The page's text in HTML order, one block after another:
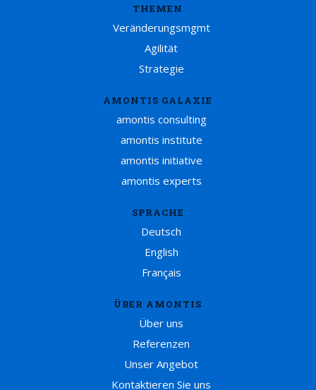
THEMEN
Veränderungsmgmt
Agilität
Strategie
AMONTIS GALAXIE
amontis consulting
amontis institute
amontis initiative
amontis experts
SPRACHE
Deutsch
English
Français
ÜBER AMONTIS
Über uns
Referenzen
Unser Angebot
Kontaktieren Sie uns